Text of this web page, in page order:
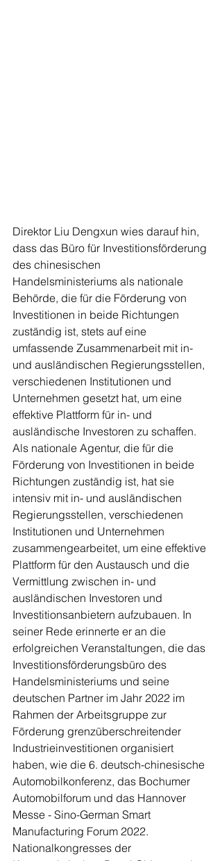
Direktor Liu Dengxun wies darauf hin,
dass das Büro für Investitionsförderung
des chinesischen
Handelsministeriums als nationale
Behörde, die für die Förderung von
Investitionen in beide Richtungen
zuständig ist, stets auf eine
umfassende Zusammenarbeit mit in-
und ausländischen Regierungsstellen,
verschiedenen Institutionen und
Unternehmen gesetzt hat, um eine
effektive Plattform für in- und
ausländische Investoren zu schaffen.
Als nationale Agentur, die für die
Förderung von Investitionen in beide
Richtungen zuständig ist, hat sie
intensiv mit in- und ausländischen
Regierungsstellen, verschiedenen
Institutionen und Unternehmen
zusammengearbeitet, um eine effektive
Plattform für den Austausch und die
Vermittlung zwischen in- und
ausländischen Investoren und
Investitionsanbietern aufzubauen. In
seiner Rede erinnerte er an die
erfolgreichen Veranstaltungen, die das
Investitionsförderungsbüro des
Handelsministeriums und seine
deutschen Partner im Jahr 2022 im
Rahmen der Arbeitsgruppe zur
Förderung grenzüberschreitender
Industrieinvestitionen organisiert
haben, wie die 6. deutsch-chinesische
Automobilkonferenz, das Bochumer
Automobilforum und das Hannover
Messe - Sino-German Smart
Manufacturing Forum 2022.
Nationalkongresses der